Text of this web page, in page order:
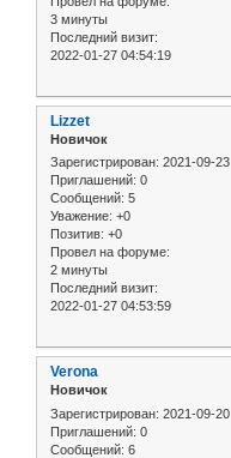
3 минуты
Последний визит:
2022-01-27 04:54:19
Lizzet
Новичок
Зарегистрирован: 2021-09-23
Приглашений: 0
Сообщений: 5
Уважение: +0
Позитив: +0
Провел на форуме:
2 минуты
Последний визит:
2022-01-27 04:53:59
Verona
Новичок
Зарегистрирован: 2021-09-20
Приглашений: 0
Сообщений: 6